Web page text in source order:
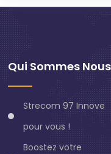
Qui Sommes Nous
Strecom 97 Innove
pour vous !
Boostez votre